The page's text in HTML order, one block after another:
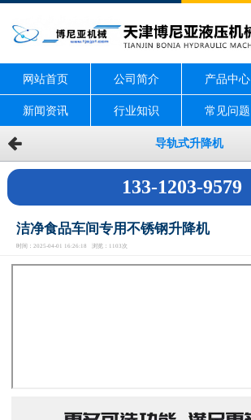
网站首页 公司简介 产品中心
新闻资讯 行业知识 常见问题
导轨式升降机
133-1203-9579
洁净食品车间专用不锈钢升降机
时间：2025-04-01 16:26:18 浏览：1103次